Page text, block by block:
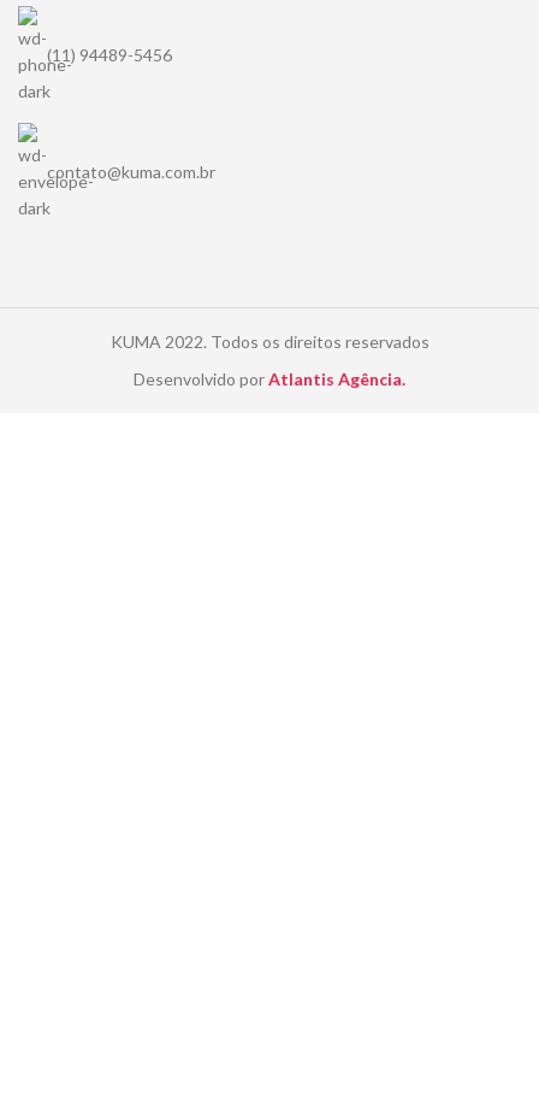
(11) 94489-5456
contato@kuma.com.br
KUMA 2022. Todos os direitos reservados
Desenvolvido porAtlantis Agência.